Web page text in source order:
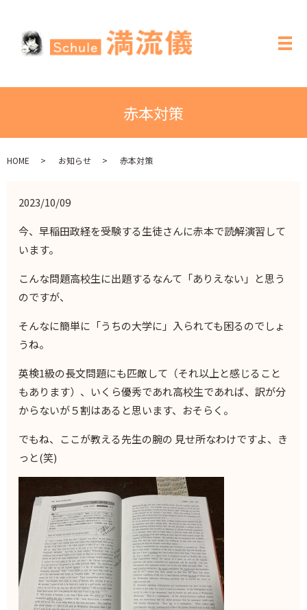
メ
赤本対策
HOME お知らせ 赤本対策
2023/10/09
今、早稲田政経を受験する生徒さんに赤本で読解演習して
います。
こんな問題高校生に出題するなんて「ありえない」と思う
のですが、
そんなに簡単に「うちの大学に」入られても困るのでしょ
うね。
英検1級の長文問題にも匹敵して（それ以上と感じること
もあります）、いくら優秀であれ高校生であれば、訳が分
からないが５割はあると思います、おそらく。
でもね、ここが教える先生の腕の 見せ所なわけですよ、き
っと(笑)